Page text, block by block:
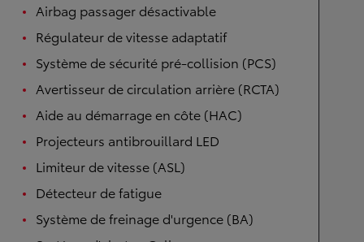
Airbag passager désactivable
Régulateur de vitesse adaptatif
Système de sécurité pré-collision (PCS)
Avertisseur de circulation arrière (RCTA)
Aide au démarrage en côte (HAC)
Projecteurs antibrouillard LED
Limiteur de vitesse (ASL)
Détecteur de fatigue
Système de freinage d'urgence (BA)